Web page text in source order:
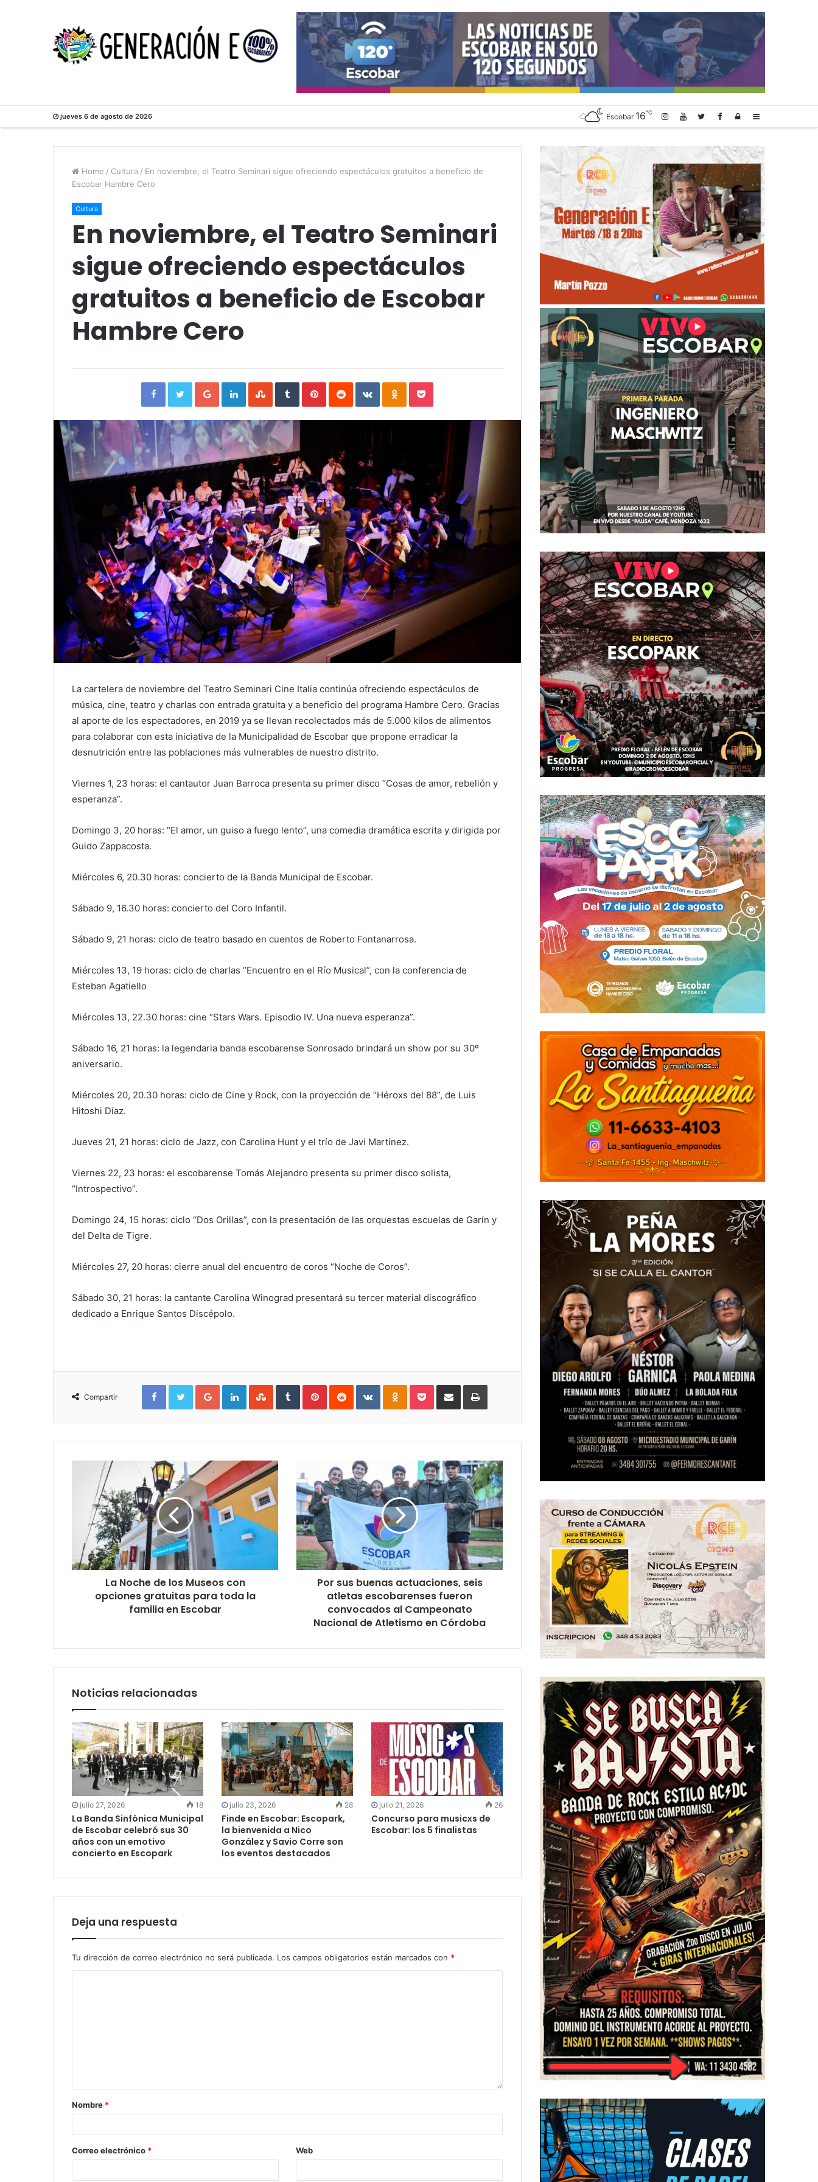
jueves 6 de agosto de 2026 Sidebar
Log
Escobar 16℃
Home / Cultura / En noviembre, el Teatro Seminari sigue ofreciendo espectáculos gratuitos a beneficio de
Escobar Hambre Cero
Cultura
En noviembre, el Teatro Seminari
sigue ofreciendo espectáculos
gratuitos a beneficio de Escobar
Hambre Cero
FacebookTwitterGoogle+LinkedInStumbleUpon
TumblrPinterestReddit VKontakteOdnoklassniki
Pocket
La cartelera de noviembre del Teatro Seminari Cine Italia continúa ofreciendo espectáculos de
música, cine, teatro y charlas con entrada gratuita y a beneficio del programa Hambre Cero. Gracias
al aporte de los espectadores, en 2019 ya se llevan recolectados más de 5.000 kilos de alimentos
para colaborar con esta iniciativa de la Municipalidad de Escobar que propone erradicar la
desnutrición entre las poblaciones más vulnerables de nuestro distrito.
Viernes 1, 23 horas: el cantautor Juan Barroca presenta su primer disco “Cosas de amor, rebelión y
esperanza”.
Domingo 3, 20 horas: “El amor, un guiso a fuego lento”, una comedia dramática escrita y dirigida por
Guido Zappacosta.
Miércoles 6, 20.30 horas: concierto de la Banda Municipal de Escobar.
Sábado 9, 16.30 horas: concierto del Coro Infantil.
Sábado 9, 21 horas: ciclo de teatro basado en cuentos de Roberto Fontanarrosa.
Miércoles 13, 19 horas: ciclo de charlas “Encuentro en el Río Musical”, con la conferencia de
Esteban Agatiello
Miércoles 13, 22.30 horas: cine “Stars Wars. Episodio IV. Una nueva esperanza”.
Sábado 16, 21 horas: la legendaria banda escobarense Sonrosado brindará un show por su 30º
aniversario.
Miércoles 20, 20.30 horas: ciclo de Cine y Rock, con la proyección de “Héroxs del 88”, de Luis
Hitoshi Díaz.
Jueves 21, 21 horas: ciclo de Jazz, con Carolina Hunt y el trío de Javi Martínez.
Viernes 22, 23 horas: el escobarense Tomás Alejandro presenta su primer disco solista,
“Introspectivo”.
Domingo 24, 15 horas: ciclo “Dos Orillas”, con la presentación de las orquestas escuelas de Garín y
del Delta de Tigre.
Miércoles 27, 20 horas: cierre anual del encuentro de coros “Noche de Coros”.
Sábado 30, 21 horas: la cantante Carolina Winograd presentará su tercer material discográfico
dedicado a Enrique Santos Discépolo.
Compartir
FacebookTwitterGoogle+LinkedInStumbleUpon
TumblrPinterestReddit VKontakteOdnoklassniki
PocketShare
Email
Print
La Noche de los Museos con
opciones gratuitas para toda la
familia en Escobar
Por sus buenas actuaciones, seis
atletas escobarenses fueron
convocados al Campeonato
Nacional de Atletismo en Córdoba
Noticias relacionadas
julio 27, 2026 18
La Banda Sinfónica Municipal
de Escobar celebró sus 30
años con un emotivo
concierto en Escopark
julio 23, 2026 28
Finde en Escobar: Escopark,
la bienvenida a Nico
González y Savio Corre son
los eventos destacados
julio 21, 2026 26
Concurso para musicxs de
Escobar: los 5 finalistas
Deja una respuesta
Tu dirección de correo electrónico no será publicada. Los campos obligatorios están marcados con *
Nombre *
Correo electrónico * Web